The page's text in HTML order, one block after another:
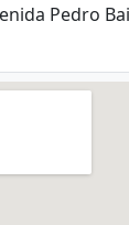
Pedro